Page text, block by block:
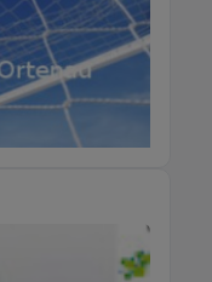
entdecken Sie
an Paella Pfannen,
Wir bieten Ihnen
zu fairen
kompetente
Versand, damit
Küche